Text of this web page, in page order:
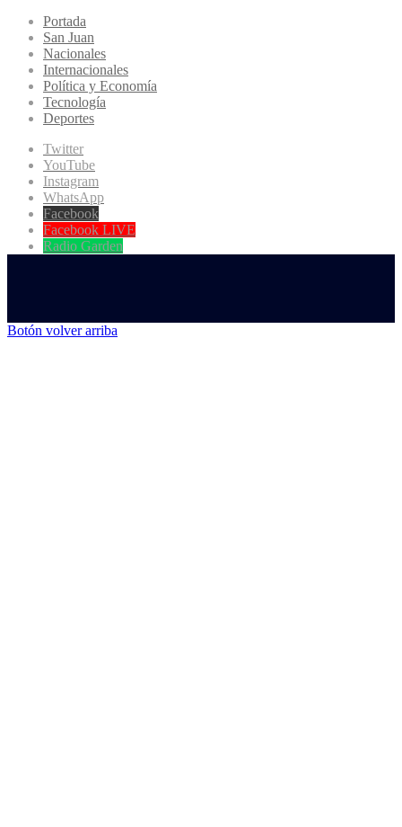
Portada
San Juan
Nacionales
Internacionales
Política y Economía
Tecnología
Deportes
Twitter
YouTube
Instagram
WhatsApp
Facebook
Facebook LIVE
Radio Garden
Botón volver arriba